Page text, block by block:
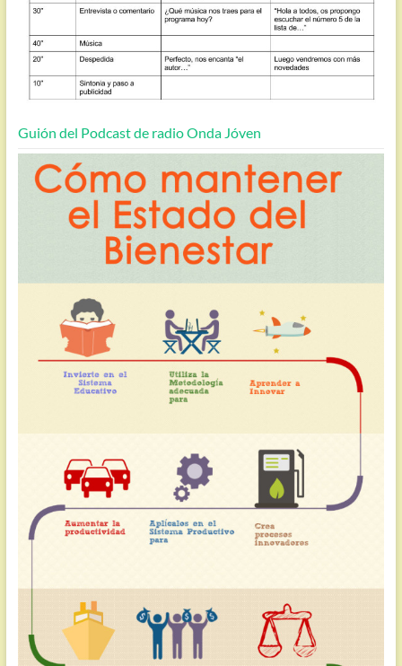
Guión del Podcast de radio Onda Jóven